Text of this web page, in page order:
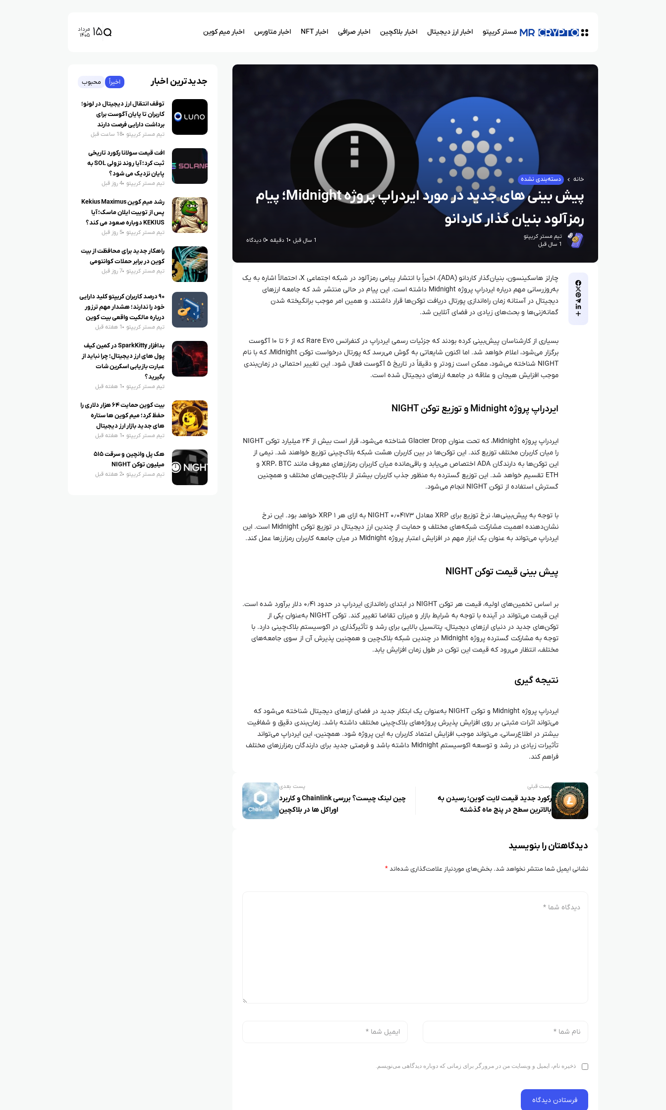
مستر کریپتو اخبار ارز دیجیتال اخبار بلاکچین اخبار صرافی اخبار NFT اخبار متاورس اخبار میم کوین ۱۵ مرداد
۱۴۰۵
خانه دسته‌بندی نشده
پیش‌ بینی‌ های جدید در مورد ایردراپ پروژه Midnight؛ پیام
رمزآلود بنیان‌ گذار کاردانو
تیم مستر کریپتو
1 سال قبل
1 سال قبل 1 دقیقه 0 دیدگاه
چارلز هاسکینسون، بنیان‌گذار کاردانو (ADA)، اخیراً با انتشار پیامی رمزآلود در شبکه اجتماعی X، احتمالاً اشاره به یک
به‌روزرسانی مهم درباره ایردراپ پروژه Midnight داشته است. این پیام در حالی منتشر شد که جامعه ارزهای
دیجیتال در آستانه زمان راه‌اندازی پورتال دریافت توکن‌ها قرار داشتند، و همین امر موجب برانگیخته شدن
گمانه‌زنی‌ها و بحث‌های زیادی در فضای آنلاین شد.
بسیاری از کارشناسان پیش‌بینی کرده بودند که جزئیات رسمی ایردراپ در کنفرانس Rare Evo که از ۶ تا ۱۰ آگوست
برگزار می‌شود، اعلام خواهد شد. اما اکنون شایعاتی به گوش می‌رسد که پورتال درخواست توکن Midnight، که با نام
NIGHT شناخته می‌شود، ممکن است زودتر و دقیقاً در تاریخ ۵ آگوست فعال شود. این تغییر احتمالی در زمان‌بندی
موجب افزایش هیجان و علاقه در جامعه ارزهای دیجیتال شده است.
ایردراپ پروژه Midnight و توزیع توکن NIGHT
ایردراپ پروژه Midnight، که تحت عنوان Glacier Drop شناخته می‌شود، قرار است بیش از ۲۴ میلیارد توکن NIGHT
را میان کاربران مختلف توزیع کند. این توکن‌ها در بین کاربران هشت شبکه بلاک‌چینی توزیع خواهند شد. نیمی از
این توکن‌ها به دارندگان ADA اختصاص می‌یابد و باقی‌مانده میان کاربران رمزارزهای معروف مانند XRP، BTC و
ETH تقسیم خواهد شد. این توزیع گسترده به منظور جذب کاربران بیشتر از بلاک‌چین‌های مختلف و همچنین
گسترش استفاده از توکن NIGHT انجام می‌شود.
با توجه به پیش‌بینی‌ها، نرخ توزیع برای XRP معادل ۰٫۰۴۱۷۳ NIGHT به ازای هر ۱ XRP خواهد بود. این نرخ
نشان‌دهنده اهمیت مشارکت شبکه‌های مختلف و حمایت از چندین ارز دیجیتال در توزیع توکن Midnight است. این
ایردراپ می‌تواند به عنوان یک ابزار مهم در افزایش اعتبار پروژه Midnight در میان جامعه کاربران رمزارزها عمل کند.
پیش‌ بینی قیمت توکن NIGHT
بر اساس تخمین‌های اولیه، قیمت هر توکن NIGHT در ابتدای راه‌اندازی ایردراپ در حدود ۰٫۴۱ دلار برآورد شده است.
این قیمت می‌تواند در آینده با توجه به شرایط بازار و میزان تقاضا تغییر کند. توکن NIGHT به‌عنوان یکی از
توکن‌های جدید در دنیای ارزهای دیجیتال، پتانسیل بالایی برای رشد و تأثیرگذاری در اکوسیستم بلاک‌چینی دارد. با
توجه به مشارکت گسترده پروژه Midnight در چندین شبکه بلاک‌چین و همچنین پذیرش آن از سوی جامعه‌های
مختلف، انتظار می‌رود که قیمت این توکن در طول زمان افزایش یابد.
نتیجه‌ گیری
ایردراپ پروژه Midnight و توکن NIGHT به‌عنوان یک ابتکار جدید در فضای ارزهای دیجیتال شناخته می‌شود که
می‌تواند اثرات مثبتی بر روی افزایش پذیرش پروژه‌های بلاک‌چینی مختلف داشته باشد. زمان‌بندی دقیق و شفافیت
بیشتر در اطلاع‌رسانی، می‌تواند موجب افزایش اعتماد کاربران به این پروژه شود. همچنین، این ایردراپ می‌تواند
تأثیرات زیادی در رشد و توسعه اکوسیستم Midnight داشته باشد و فرصتی جدید برای دارندگان رمزارزهای مختلف
فراهم کند.
پست قبلی
رکورد جدید قیمت لایت کوین؛ رسیدن به
بالاترین سطح در پنج ماه گذشته
پست بعدی
چین لینک چیست؟ بررسی Chainlink و کاربرد
اوراکل‌ ها در بلاکچین
دیدگاهتان را بنویسید
نشانی ایمیل شما منتشر نخواهد شد. بخش‌های موردنیاز علامت‌گذاری شده‌اند*
ذخیره نام، ایمیل و وبسایت من در مرورگر برای زمانی که دوباره دیدگاهی می‌نویسم.
جدیدترین اخبار اخیراً محبوب
توقف انتقال ارز دیجیتال در لونو؛
کاربران تا پایان آگوست برای
برداشت دارایی فرصت دارند
تیم مستر کریپتو 18 ساعت قبل
افت قیمت سولانا رکورد تاریخی
ثبت کرد؛ آیا روند نزولی SOL به
پایان نزدیک می شود؟
تیم مستر کریپتو 4 روز قبل
رشد میم کوین Kekius Maximus
پس از توییت ایلان ماسک؛ آیا
KEKIUS دوباره صعود می کند؟
تیم مستر کریپتو 5 روز قبل
راهکار جدید برای محافظت از بیت
کوین در برابر حملات کوانتومی
تیم مستر کریپتو 7 روز قبل
۹۰ درصد کاربران کریپتو کلید دارایی
خود را ندارند؛ هشدار مهم ترزور
درباره مالکیت واقعی بیت کوین
تیم مستر کریپتو 1 هفته قبل
بدافزار SparkKitty در کمین کیف
پول های ارز دیجیتال؛ چرا نباید از
عبارت بازیابی اسکرین شات
بگیرید؟
تیم مستر کریپتو 1 هفته قبل
بیت کوین حمایت ۶۴ هزار دلاری را
حفظ کرد؛ میم کوین ها ستاره
های جدید بازار ارز دیجیتال
تیم مستر کریپتو 1 هفته قبل
هک پل وانچین و سرقت ۵۱۵
میلیون توکن NIGHT
تیم مستر کریپتو 2 هفته قبل